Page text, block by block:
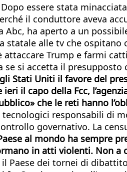
essere stata
il conduttore aveva
Abc, ha aperto a un
statale alle tv che
Trump e farmi
se si accetta il
Stati Uniti il favore del
ieri il capo della Fcc,
che le reti hanno
responsabili di
governativo. La
al mondo ha sempre
in atti violenti. Non a
il Paese dei tornei di